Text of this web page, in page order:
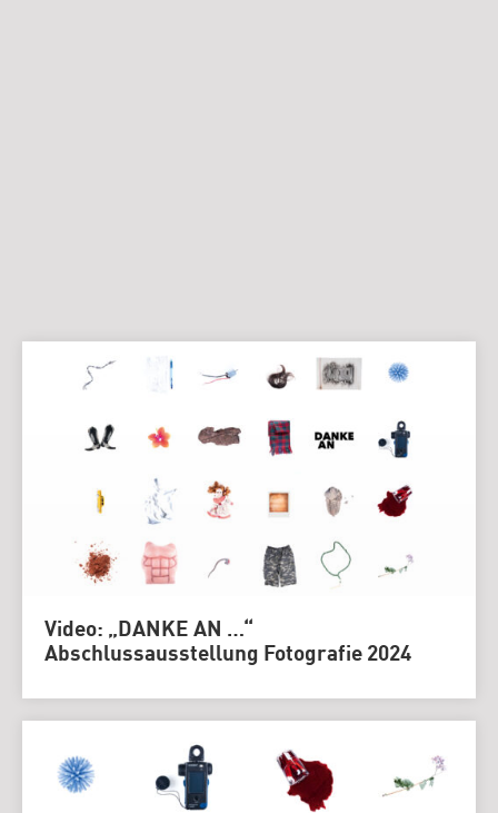
Video: „DANKE AN …“
Abschlussausstellung Fotografie 2024